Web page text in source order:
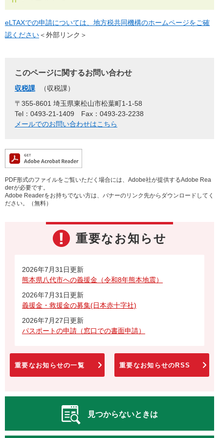
eLTAXでの申請については、地方税共同機構のホームページをご確
認ください＜外部リンク＞
このページに関するお問い合わせ
収税課
収税課
〒355-8601 埼玉県東松山市松葉町1-1-58
Tel：0493-21-1409
Fax：0493-23-2238
メールでのお問い合わせはこちら
PDF形式のファイルをご覧いただく場合には、Adobe社が提供するAdobe Rea
derが必要です。
Adobe Readerをお持ちでない方は、バナーのリンク先からダウンロードしてく
ださい。（無料）
重要なお知らせ
2026年7月31日更新
熊本県八代市への義援金（令和8年熊本地震）
2026年7月31日更新
義援金・救援金の募集(日本赤十字社)
2026年7月27日更新
パスポートの申請（窓口での書面申請）
重要なお知らせの一覧 重要なお知らせのRSS
見つからないときは